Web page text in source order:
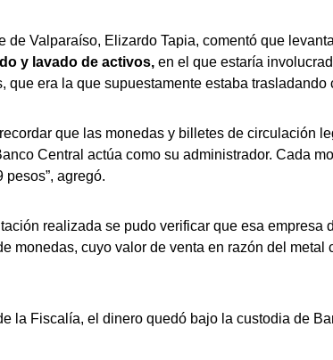
de Valparaíso, Elizardo Tapia, comentó que
y lavado de activos, en el que estaría
que era la que supuestamente estaba trasladando
que las monedas y billetes de circulación
Central actúa como su administrador. Cada
pesos”, agregó.
realizada se pudo verificar que esa empresa
monedas, cuyo valor de venta en razón del
la Fiscalía, el dinero quedó bajo la custodia de